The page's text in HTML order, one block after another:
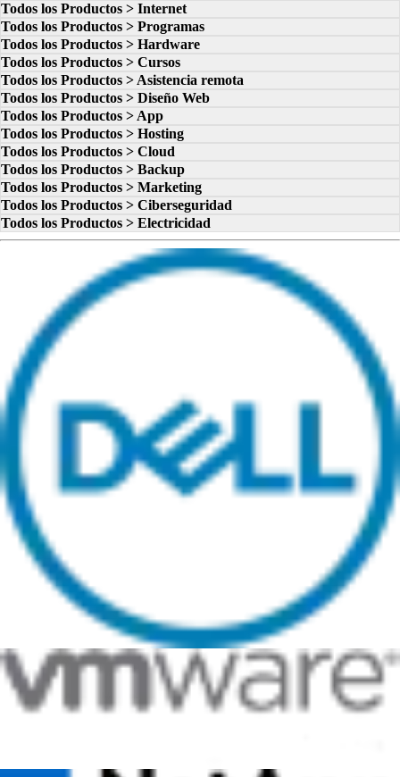
Todos los Productos > Internet
Todos los Productos > Programas
Todos los Productos > Hardware
Todos los Productos > Cursos
Todos los Productos > Asistencia remota
Todos los Productos > Diseño Web
Todos los Productos > App
Todos los Productos > Hosting
Todos los Productos > Cloud
Todos los Productos > Backup
Todos los Productos > Marketing
Todos los Productos > Ciberseguridad
Todos los Productos > Electricidad